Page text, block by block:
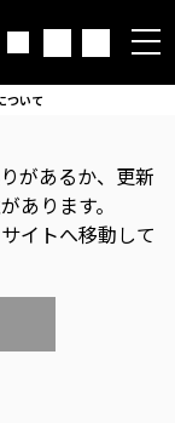
ついて
があるか、更新
あります。
イトへ移動して